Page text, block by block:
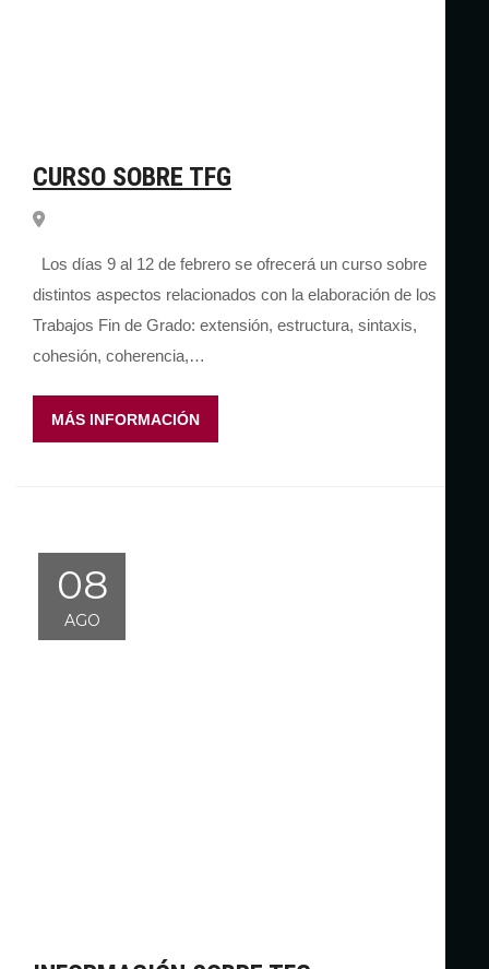
CURSO SOBRE TFG
Los días 9 al 12 de febrero se ofrecerá un curso sobre
distintos aspectos relacionados con la elaboración de los
Trabajos Fin de Grado: extensión, estructura, sintaxis,
cohesión, coherencia,…
MÁS INFORMACIÓN
08
AGO